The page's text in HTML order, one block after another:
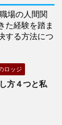
場の人間関
た経験を踏ま
する方法につ
ロッジ
方４つと私